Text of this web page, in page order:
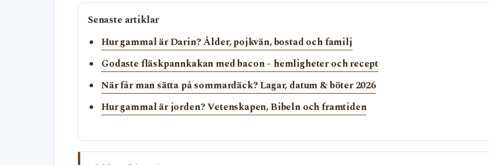
Senaste artiklar
Hur gammal är Darin? Ålder, pojkvän, bostad och familj
Godaste fläskpannkakan med bacon – hemligheter och recept
När får man sätta på sommardäck? Lagar, datum & böter 2026
Hur gammal är jorden? Vetenskapen, Bibeln och framtiden